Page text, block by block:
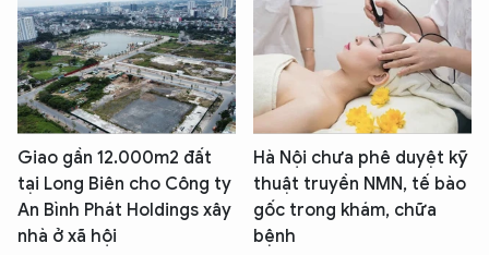
Giao gần 12.000m2 đất
tại Long Biên cho Công ty
An Bình Phát Holdings xây
nhà ở xã hội
Hà Nội chưa phê duyệt kỹ
thuật truyền NMN, tế bào
gốc trong khám, chữa
bệnh